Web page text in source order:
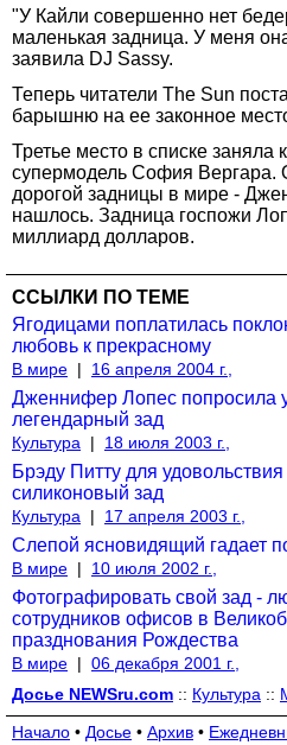
"У Кайли совершенно нет
маленькая задница. У меня
заявила DJ Sassy.
Теперь читатели The Sun
барышню на ее законное
Третье место в списке заняла
супермодель София Вергара.
дорогой задницы в мире -
нашлось. Задница госпожи
миллиард долларов.
ССЫЛКИ ПО ТЕМЕ
Ягодицами поплатилась
любовь к прекрасному
В мире | 16 апреля 2004 г.,
Дженнифер Лопес попросила
легендарный зад
Культура | 18 июля 2003 г.,
Брэду Питту для
силиконовый зад
Культура | 17 апреля 2003 г.,
Слепой ясновидящий гадает
В мире | 10 июля 2002 г.,
Фотографировать свой зад -
сотрудников офисов в
празднования Рождества
В мире | 06 декабря 2001 г.,
Досье NEWSru.com :: Культура ::
Начало • Досье • Архив •